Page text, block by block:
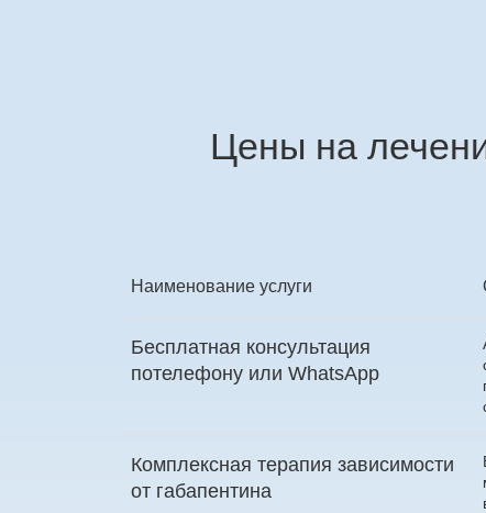
Цены на
Наименование услуги
Бесплатная консультация
потелефону или WhatsApp
Комплексная терапия зависимости
от габапентина